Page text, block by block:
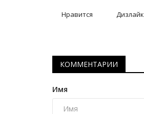
Нравится Дизлайк
КОММЕНТАРИИ
Имя
Медицина